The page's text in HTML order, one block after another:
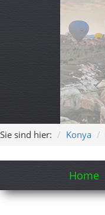
Sie sind hier: Konya
Home